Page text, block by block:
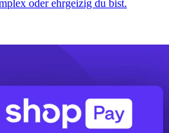
oder ehrgeizig du bist.